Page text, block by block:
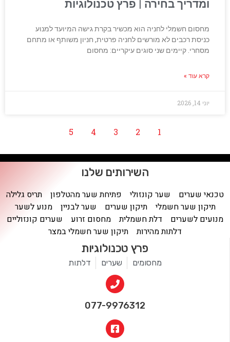
ומדריך בחירה | פרץ טכנולוגיות
מחסום חשמלי לחניה הוא מכשיר בקרת גישה המיועד למנוע
כניסת רכבים לא מורשים לחניה פרטית, חניון משותף או מתחם
מסחרי. קיימים שני סוגים עיקריים: מחסום
קרא עוד »
יוני 14, 2026
1
2
3
4
5
השירותים שלנו
טכנאי שערים שער קונזולי פתיחת שער מהטלפון
תריס גלילה
תיקון שער חשמלי
תיקון שערים שער לבניין
מנוע לשער
מנועים לשערים
דלת חשמלית מחסום זרוע
שערים קונזוליים
דלתות מהירות
תיקון שער חשמלי במצר
פרץ טכנולוגיות
מחסומים שערים דלתות
077-9976312